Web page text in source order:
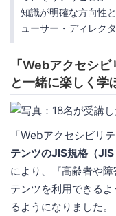
知識が明確な方向性
ューサー・ディレク
「Webアクセシ
と一緒に楽しく学
「Webアクセシビリ
テンツのJIS規格（
により、『高齢者や
テンツを利用できる
るようになりました。